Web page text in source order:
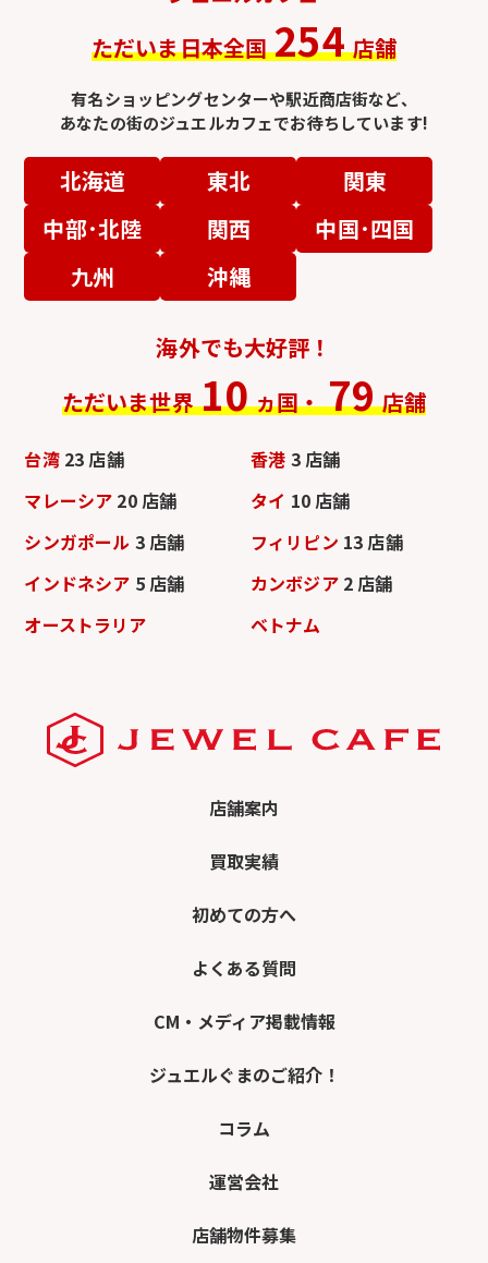
ただいま日本全国 254 店舗
有名ショッピングセンターや駅近商店街など、
あなたの街のジュエルカフェでお待ちしています!
北海道 東北
関東
中部･北陸
関西
中国･四国
九州
沖縄
海外でも大好評！
ただいま世界 10 ヵ国・ 79 店舗
台湾 23 店舗 香港 3 店舗
マレーシア 20 店舗 タイ 10 店舗
シンガポール 3 店舗 フィリピン 13 店舗
インドネシア 5 店舗 カンボジア 2 店舗
オーストラリア
ベトナム
店舗案内
買取実績
初めての方へ
よくある質問
CM・メディア掲載情報
ジュエルぐまのご紹介！
コラム
運営会社
店舗物件募集